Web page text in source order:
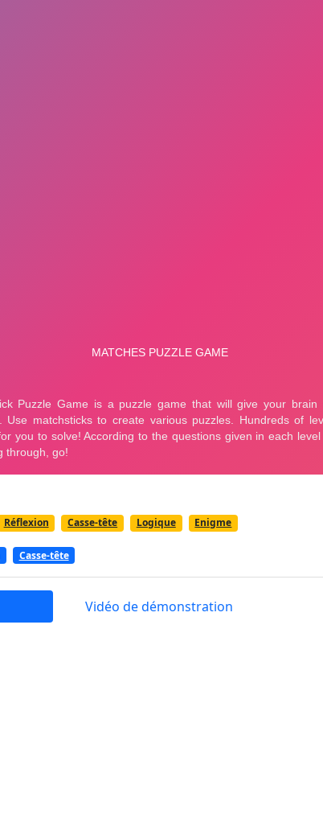
Réflexion Casse-tête Logique Enigme
Casse-tête
Vidéo de démonstration